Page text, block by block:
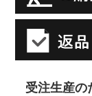
受注生産の